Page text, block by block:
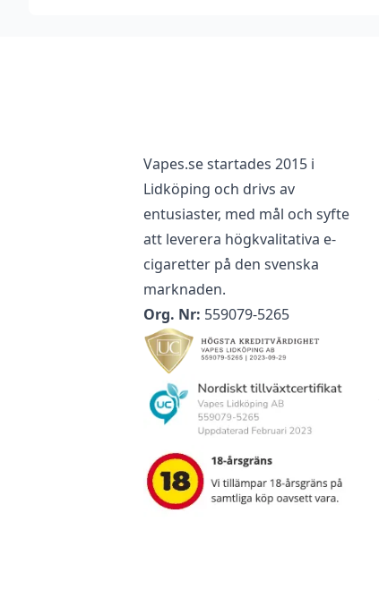
Vapes.se startades 2015 i
Lidköping och drivs av
entusiaster, med mål och syfte
att leverera högkvalitativa e-
cigaretter på den svenska
marknaden.
Org. Nr: 559079-5265